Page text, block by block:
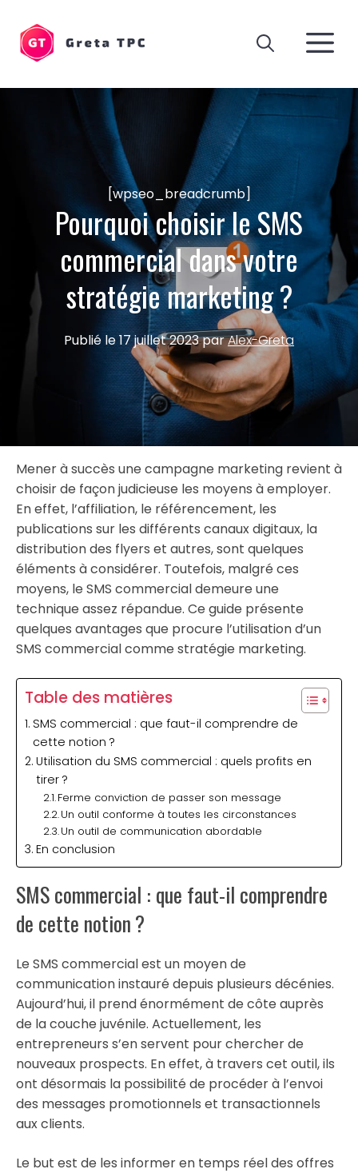
contenu
[wpseo_breadcrumb]
Pourquoi choisir le SMS
commercial dans votre
stratégie marketing ?
Publié le17 juillet 2023parAlex-Greta
Mener à succès une campagne marketing revient à
choisir de façon judicieuse les moyens à employer.
En effet, l’affiliation, le référencement, les
publications sur les différents canaux digitaux, la
distribution des flyers et autres, sont quelques
éléments à considérer. Toutefois, malgré ces
moyens, le SMS commercial demeure une
technique assez répandue. Ce guide présente
quelques avantages que procure l’utilisation d’un
SMS commercial comme stratégie marketing.
Table des matières
SMS commercial : que faut-il comprendre de
cette notion ?
Utilisation du SMS commercial : quels profits en
tirer ?
Ferme conviction de passer son message
Un outil conforme à toutes les circonstances
Un outil de communication abordable
En conclusion
SMS commercial : que faut-il comprendre
de cette notion ?
Le SMS commercial est un moyen de
communication instauré depuis plusieurs décénies.
Aujourd’hui, il prend énormément de côte auprès
de la couche juvénile. Actuellement, les
entrepreneurs s’en servent pour chercher de
nouveaux prospects. En effet, à travers cet outil, ils
ont désormais la possibilité de procéder à l’envoi
des messages promotionnels et transactionnels
aux clients.
Le but est de les informer en temps réel des offres